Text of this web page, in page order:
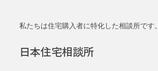
私たちは住宅購入者に特化した相談所です。
日本住宅相談所